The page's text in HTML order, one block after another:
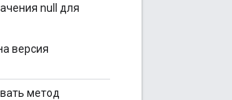
null для
версия
метод